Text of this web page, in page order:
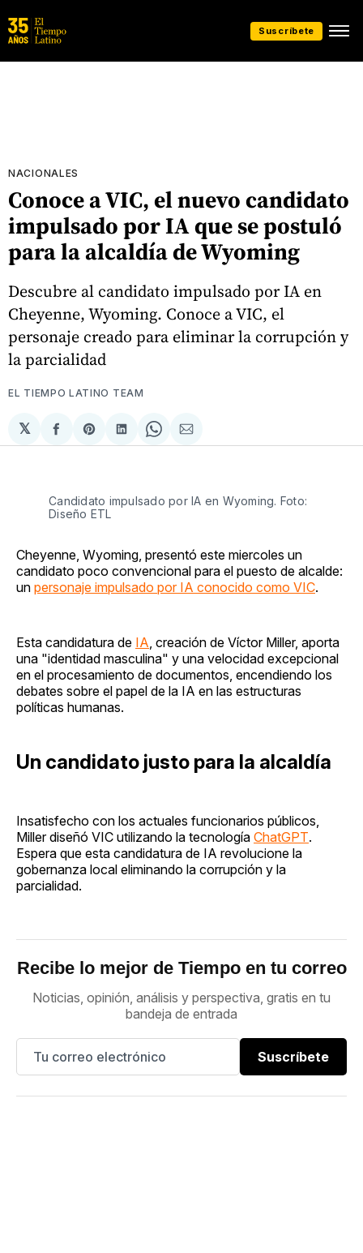
Suscríbete
NACIONALES
Conoce a VIC, el nuevo candidato
impulsado por IA que se postuló
para la alcaldía de Wyoming
Descubre al candidato impulsado por IA en
Cheyenne, Wyoming. Conoce a VIC, el
personaje creado para eliminar la corrupción y
la parcialidad
EL TIEMPO LATINO TEAM
𝕏
Compartir
en
Share
on
Compartir
en
Share
on
Compartir
via
Candidato impulsado por IA en Wyoming. Foto:
Diseño ETL
Cheyenne, Wyoming, presentó este miercoles un
candidato poco convencional para el puesto de alcalde:
un personaje impulsado por IA conocido como VIC.
Esta candidatura de IA , creación de Víctor Miller, aporta
una "identidad masculina" y una velocidad excepcional
en el procesamiento de documentos, encendiendo los
debates sobre el papel de la IA en las estructuras
políticas humanas.
Un candidato justo para la alcaldía
Insatisfecho con los actuales funcionarios públicos,
Miller diseñó VIC utilizando la tecnología ChatGPT.
Espera que esta candidatura de IA revolucione la
gobernanza local eliminando la corrupción y la
parcialidad.
Recibe lo mejor de Tiempo en tu correo
Noticias, opinión, análisis y perspectiva, gratis en tu
bandeja de entrada
Suscríbete